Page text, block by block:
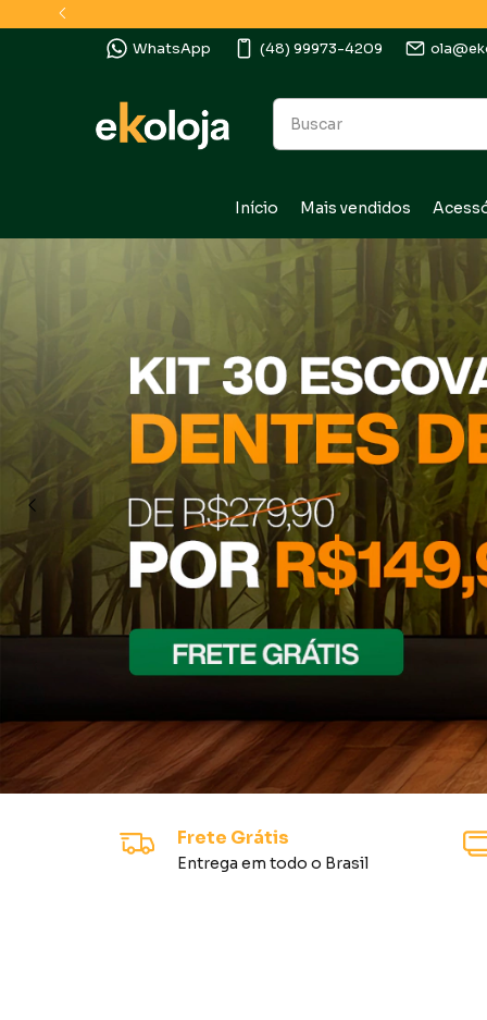
WhatsApp (48) 99973-4209
Início Mais vendidos
Frete Grátis
Entrega em todo o Brasil